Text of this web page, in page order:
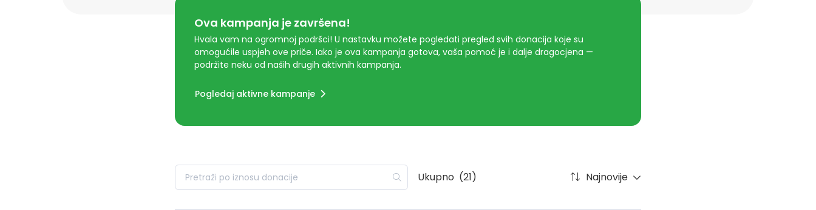
Ova kampanja je završena!
Hvala vam na ogromnoj podršci! U nastavku možete pogledati pregled svih donacija koje su
omogućile uspjeh ove priče. Iako je ova kampanja gotova, vaša pomoć je i dalje dragocjena —
podržite neku od naših drugih aktivnih kampanja.
Pogledaj aktivne kampanje
Ukupno (21) Najnovije